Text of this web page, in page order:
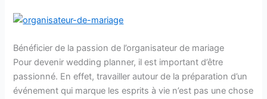
Bénéficier de la passion de l’organisateur de mariage
Pour devenir wedding planner, il est important d’être
passionné. En effet, travailler autour de la préparation d’un
événement qui marque les esprits à vie n’est pas une chose